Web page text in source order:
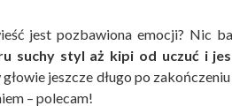
jest pozbawiona emocji? Nic
suchy styl aż kipi od uczuć i
jeszcze długo po
– polecam!